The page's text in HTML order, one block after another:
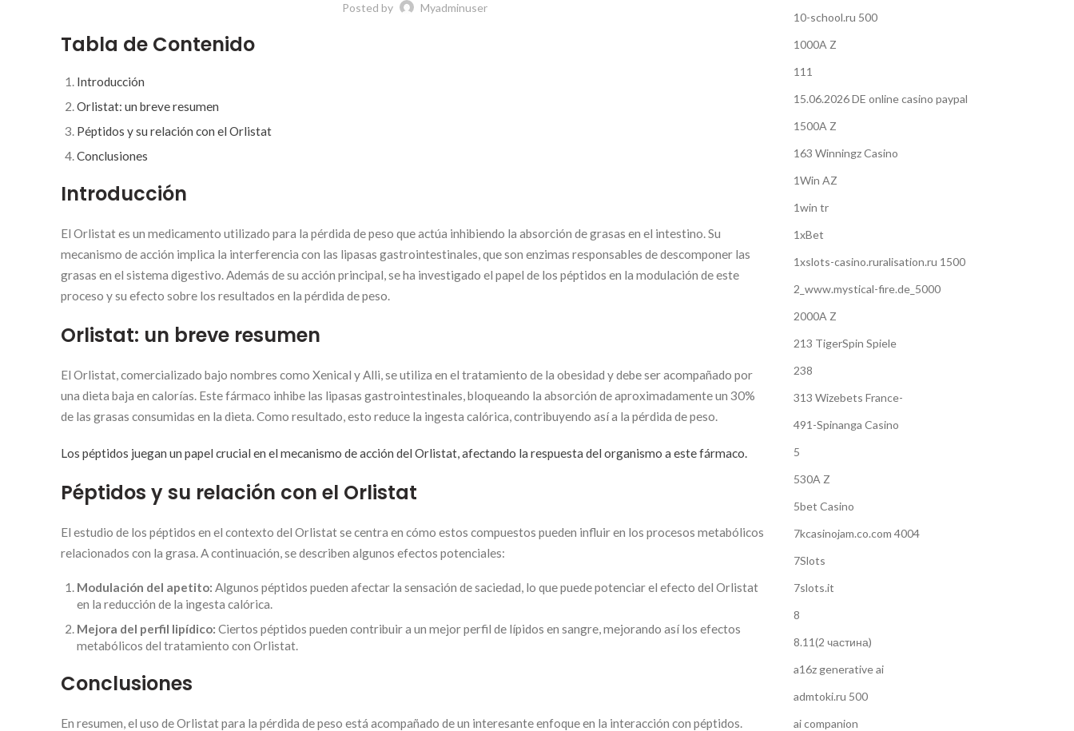
Posted by Myadminuser
Tabla de Contenido
Introducción
Orlistat: un breve resumen
Péptidos y su relación con el Orlistat
Conclusiones
Introducción
El Orlistat es un medicamento utilizado para la pérdida de peso que actúa inhibiendo la absorción de grasas en el intestino. Su
mecanismo de acción implica la interferencia con las lipasas gastrointestinales, que son enzimas responsables de descomponer las
grasas en el sistema digestivo. Además de su acción principal, se ha investigado el papel de los péptidos en la modulación de este
proceso y su efecto sobre los resultados en la pérdida de peso.
Orlistat: un breve resumen
El Orlistat, comercializado bajo nombres como Xenical y Alli, se utiliza en el tratamiento de la obesidad y debe ser acompañado por
una dieta baja en calorías. Este fármaco inhibe las lipasas gastrointestinales, bloqueando la absorción de aproximadamente un 30%
de las grasas consumidas en la dieta. Como resultado, esto reduce la ingesta calórica, contribuyendo así a la pérdida de peso.
Los péptidos juegan un papel crucial en el mecanismo de acción del Orlistat, afectando la respuesta del organismo a este fármaco.
Péptidos y su relación con el Orlistat
El estudio de los péptidos en el contexto del Orlistat se centra en cómo estos compuestos pueden influir en los procesos metabólicos
relacionados con la grasa. A continuación, se describen algunos efectos potenciales:
Modulación del apetito: Algunos péptidos pueden afectar la sensación de saciedad, lo que puede potenciar el efecto del Orlistat
en la reducción de la ingesta calórica.
Mejora del perfil lipídico: Ciertos péptidos pueden contribuir a un mejor perfil de lípidos en sangre, mejorando así los efectos
metabólicos del tratamiento con Orlistat.
Conclusiones
En resumen, el uso de Orlistat para la pérdida de peso está acompañado de un interesante enfoque en la interacción con péptidos.
10-school.ru 500
1000A Z
111
15.06.2026 DE online casino paypal
1500A Z
163 Winningz Casino
1Win AZ
1win tr
1xBet
1xslots-casino.ruralisation.ru 1500
2_www.mystical-fire.de_5000
2000A Z
213 TigerSpin Spiele
238
313 Wizebets France-
491-Spinanga Casino
5
530A Z
5bet Casino
7kcasinojam.co.com 4004
7Slots
7slots.it
8
8.11(2 частина)
a16z generative ai
admtoki.ru 500
ai companion